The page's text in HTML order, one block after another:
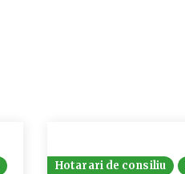
Hotarari de consiliu